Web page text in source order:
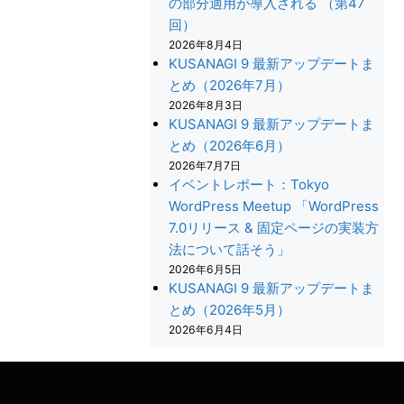
回）
2026年8月4日
KUSANAGI 9 最新アップデートま
とめ（2026年7月）
2026年8月3日
KUSANAGI 9 最新アップデートま
とめ（2026年6月）
2026年7月7日
イベントレポート：Tokyo
WordPress Meetup 「WordPress
7.0リリース & 固定ページの実装方
法について話そう」
2026年6月5日
KUSANAGI 9 最新アップデートま
とめ（2026年5月）
2026年6月4日